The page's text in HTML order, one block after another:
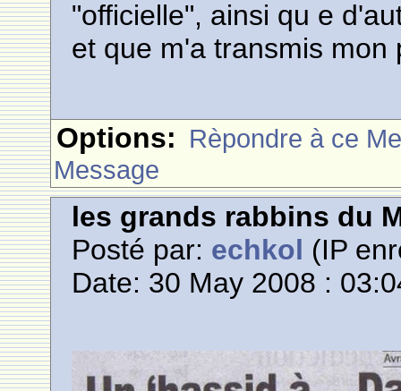
"officielle", ainsi qu e
et que m'a transmis mon
Options: Rèpondre à ce
Message
les grands rabbins du
Posté par: echkol (IP
Date: 30 May 2008 :